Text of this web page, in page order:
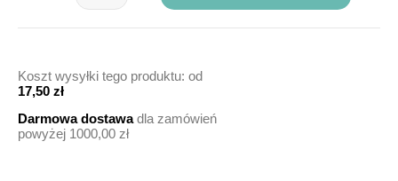
Koszt wysyłki tego produktu: od
17,50 zł
Darmowa dostawadla zamówień
powyżej 1000,00 zł